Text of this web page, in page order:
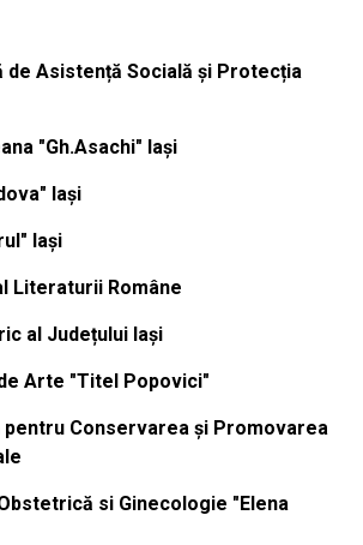
de Asistență Socială și Protecția
"Gh.Asachi" Iași
Iași
Iași
Literaturii Române
al Județului Iași
Arte "Titel Popovici"
pentru Conservarea și Promovarea
si Ginecologie "Elena